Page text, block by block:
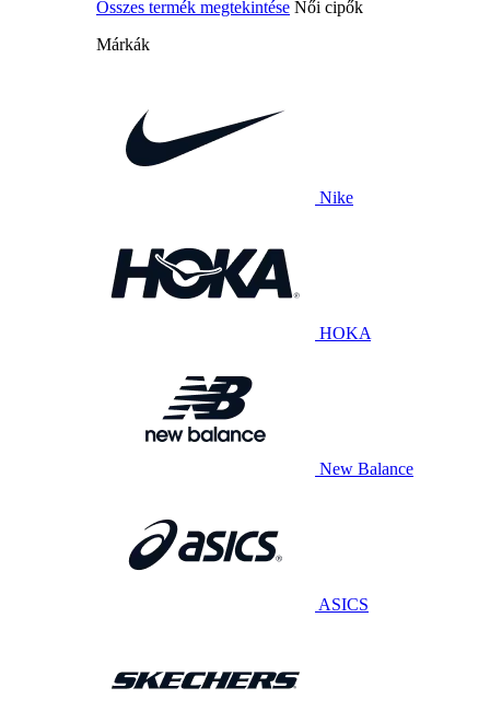
Összes termék megtekintése Női cipők
Márkák
Nike
HOKA
New Balance
ASICS